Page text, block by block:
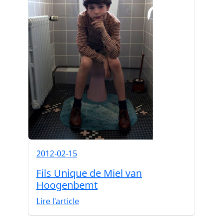
2012-02-15
Fils Unique de Miel van
Hoogenbemt
Lire l'article